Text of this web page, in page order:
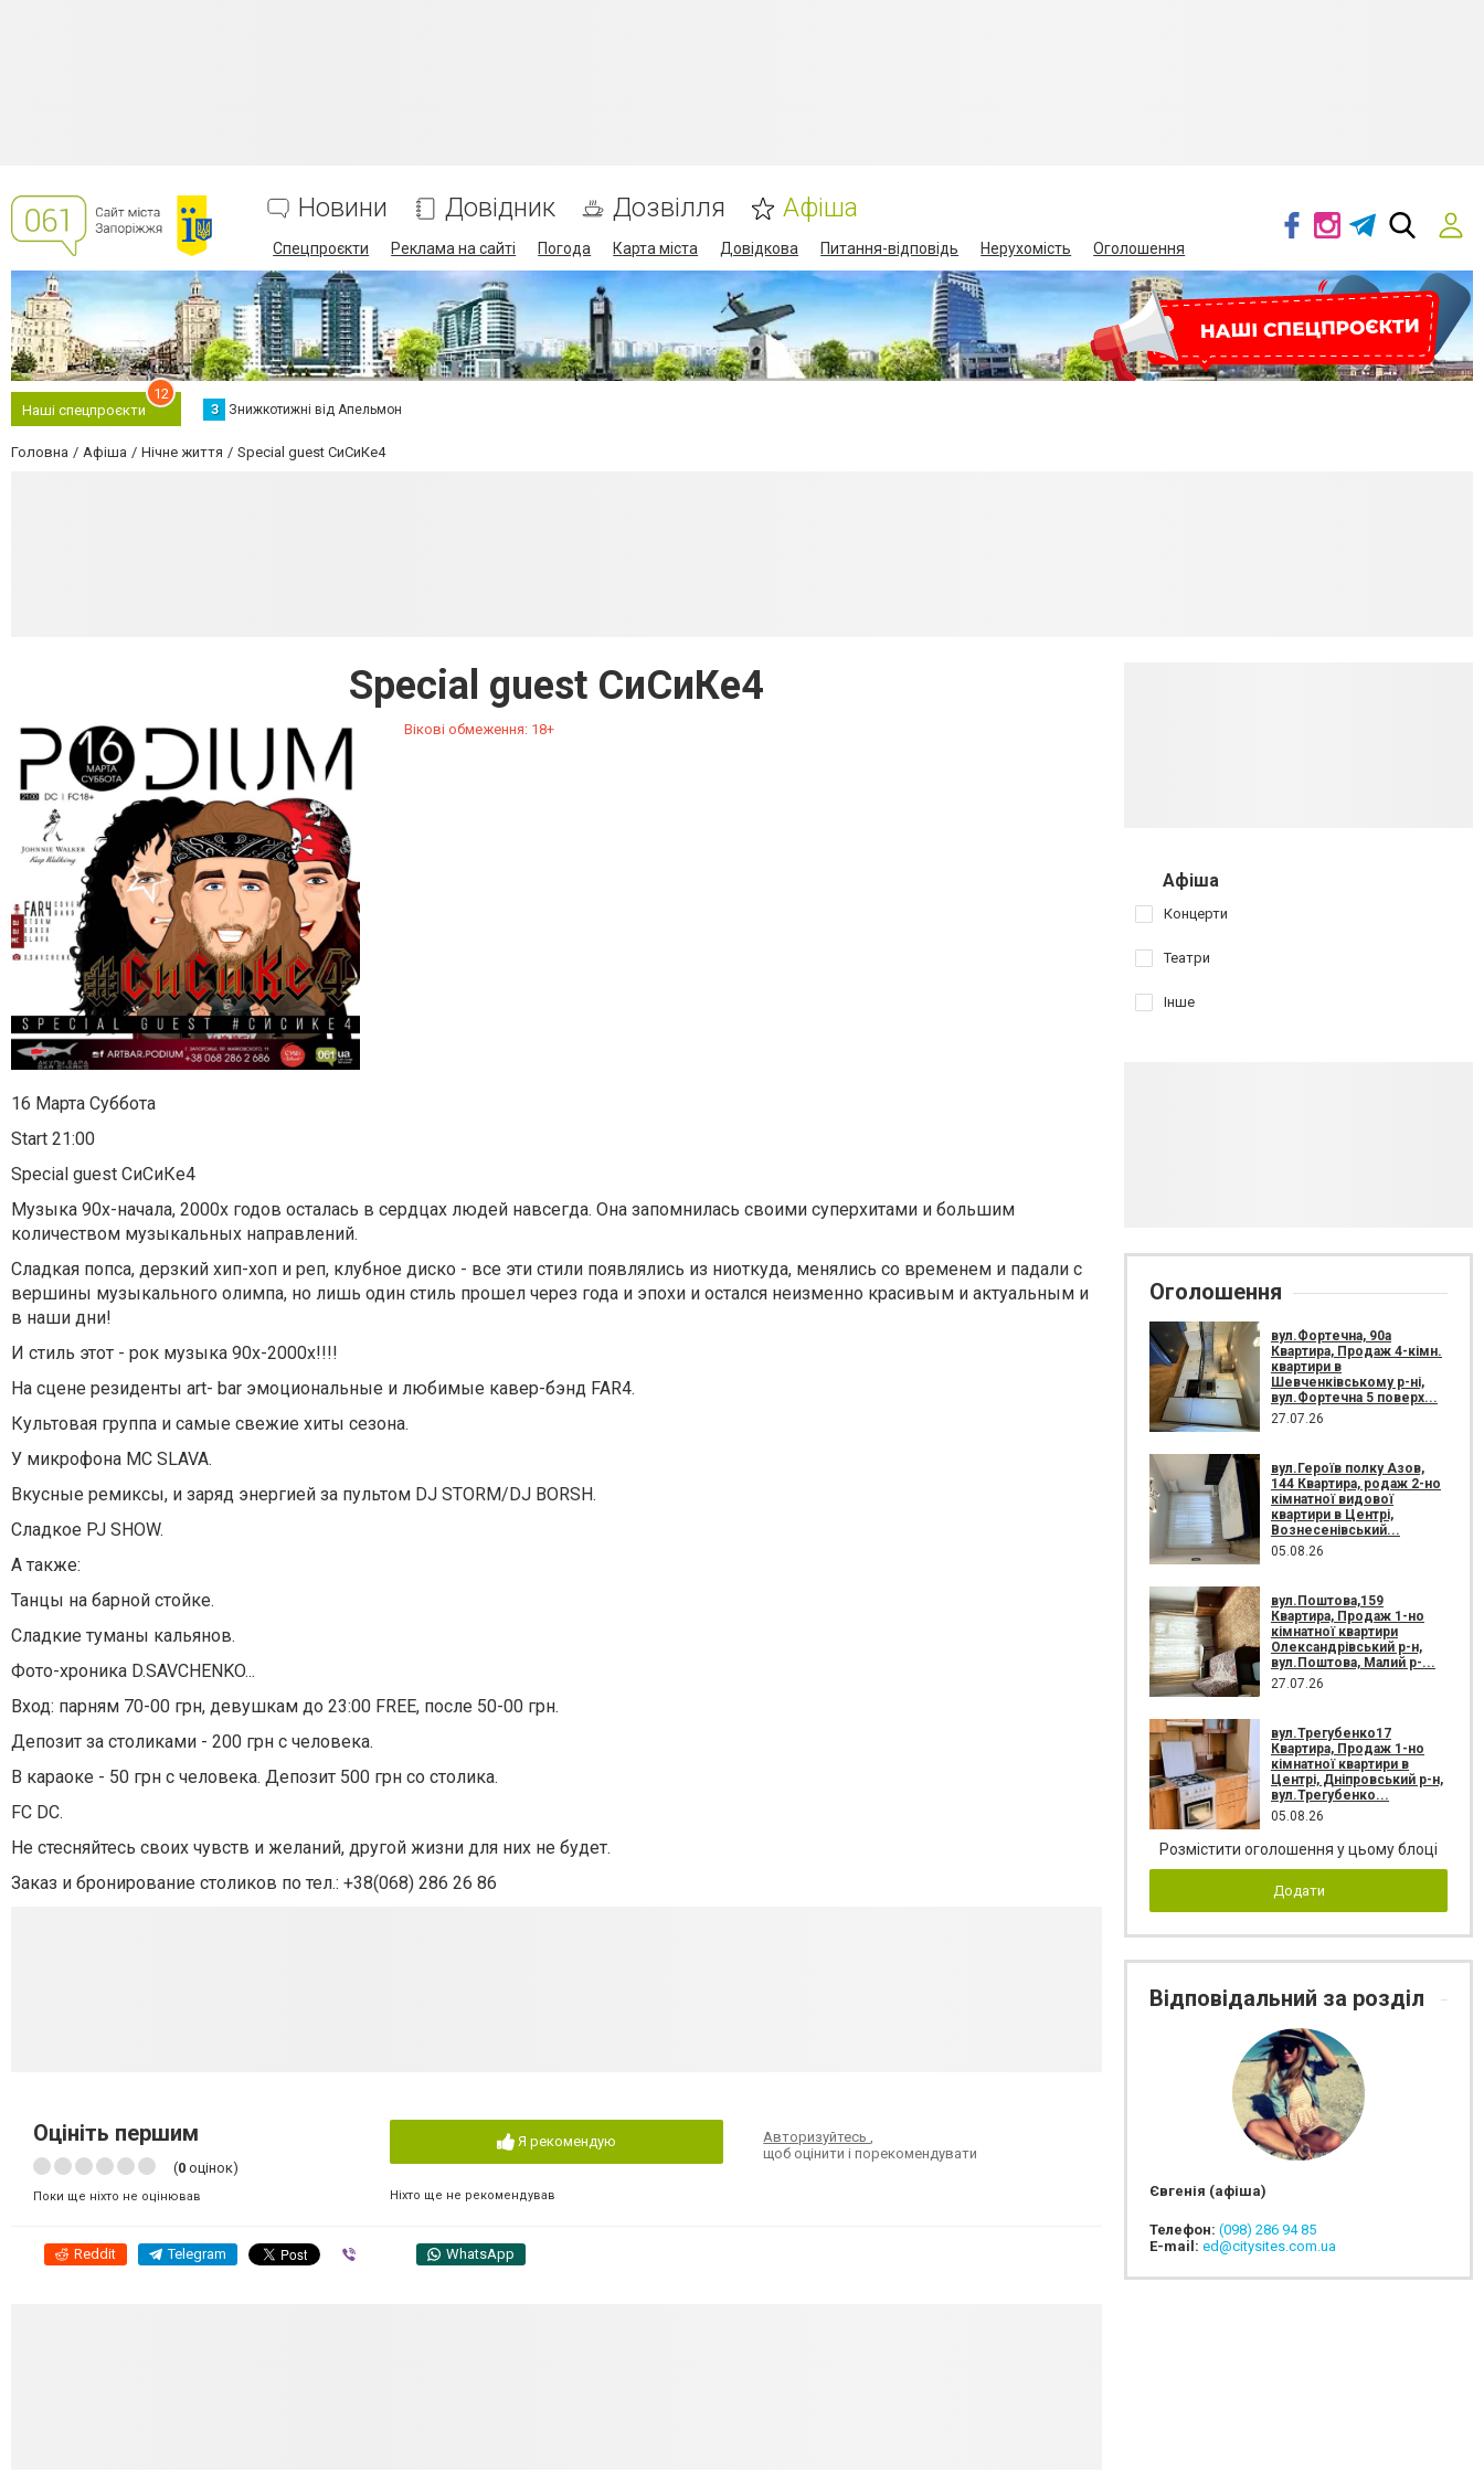
Новини Довідник Дозвілля Афіша
Спецпроєкти Реклама на сайті Погода Карта міста Довідкова Питання-відповідь Нерухомість Оголошення
Наші спецпроєкти
12
З Знижкотижні від Апельмон
Головна Афіша Нічне життя Special guest СиСиКе4
Special guest СиСиКе4
Вікові обмеження: 18+
16 Марта Суббота
Start 21:00
Special guest СиСиКе4
Музыка 90х-начала, 2000х годов осталась в сердцах людей навсегда. Она запомнилась своими суперхитами и большим
количеством музыкальных направлений.
Сладкая попса, дерзкий хип-хоп и реп, клубное диско - все эти стили появлялись из ниоткуда, менялись со временем и падали с
вершины музыкального олимпа, но лишь один стиль прошел через года и эпохи и остался неизменно красивым и актуальным и
в наши дни!
И стиль этот - рок музыка 90х-2000х!!!!
На сцене резиденты art- bar эмоциональные и любимые кавер-бэнд FAR4.
Культовая группа и самые свежие хиты сезона.
У микрофона MC SLAVA.
Вкусные ремиксы, и заряд энергией за пультом DJ STORM/DJ BORSH.
Сладкое PJ SHOW.
А также:
Танцы на барной стойке.
Сладкие туманы кальянов.
Фото-хроника D.SAVCHENKO...
Вход: парням 70-00 грн, девушкам до 23:00 FREE, после 50-00 грн.
Депозит за столиками - 200 грн с человека.
В караоке - 50 грн с человека. Депозит 500 грн со столика.
FC DC.
Не стесняйтесь своих чувств и желаний, другой жизни для них не будет.
Заказ и бронирование столиков по тел.: +38(068) 286 26 86
Оцініть першим
(0 оцінок)
Поки ще ніхто не оцінював
Я рекомендую
Ніхто ще не рекомендував
Авторизуйтесь
щоб оцінити і порекомендувати
Reddit Telegram WhatsApp
Афіша
Концерти
Театри
Інше
Оголошення
вул.Фортечна, 90а
Квартира, Продаж 4-кімн.
квартири в
Шевченківському р-ні,
вул.Фортечна 5 поверх...
27.07.26
вул.Героїв полку Азов,
144 Квартира, родаж 2-но
кімнатної видової
квартири в Центрі,
Вознесенівський...
05.08.26
вул.Поштова,159
Квартира, Продаж 1-но
кімнатної квартири
Олександрівський р-н,
вул.Поштова, Малий р-...
27.07.26
вул.Трегубенко17
Квартира, Продаж 1-но
кімнатної квартири в
Центрі, Дніпровський р-н,
вул.Трегубенко...
05.08.26
Розмістити оголошення у цьому блоці
Додати
Відповідальний за розділ
Євгенія (афіша)
Телефон: (098) 286 94 85
E-mail: ed@citysites.com.ua